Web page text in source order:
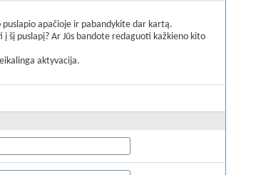
apačioje ir pabandykite dar kartą.
šį puslapį? Ar Jūs bandote redaguoti kažkieno kito
aktyvacija.